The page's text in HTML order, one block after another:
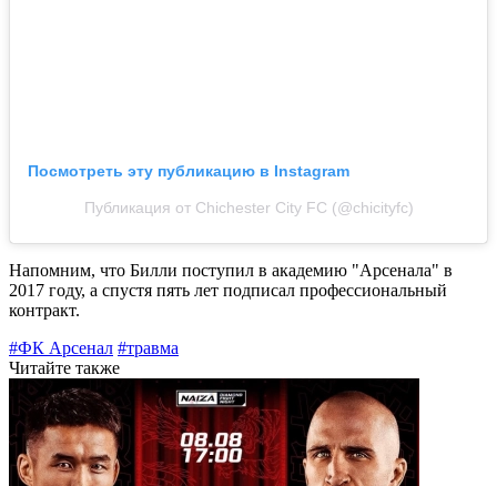
Посмотреть эту публикацию в Instagram
Публикация от Chichester City FC (@chicityfc)
Напомним, что Билли поступил в академию "Арсенала" в
2017 году, а спустя пять лет подписал профессиональный
контракт.
#ФК Арсенал #травма
Читайте также